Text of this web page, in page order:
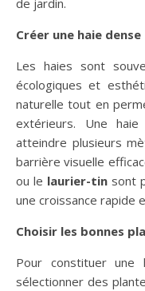
de jardin.
Créer une haie dense
Les haies sont
écologiques et
naturelle tout en
extérieurs. Une
atteindre plusieurs
barrière visuelle
ou le laurier-tin sont
une croissance rapide
Choisir les bonnes
Pour constituer
sélectionner des